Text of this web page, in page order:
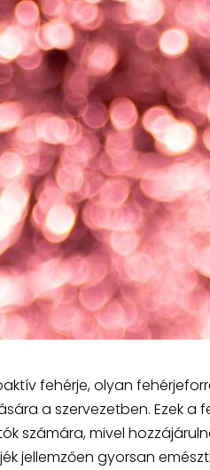
fehérje, olyan
a szervezetben. Ezek a
számára, mivel
jellemzően gyorsan